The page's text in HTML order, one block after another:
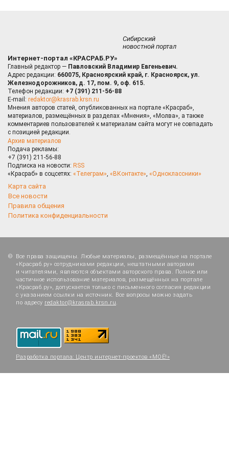
Сибирский
новостной портал
Интернет-портал «КРАСРАБ.РУ»
Главный редактор — Павловский Владимир Евгеньевич.
Адрес редакции: 660075, Красноярский край, г. Красноярск, ул.
Железнодорожников, д. 17, пом. 9, оф. 615.
Телефон редакции: +7 (391) 211-56-88
E-mail: redaktor@krasrab.krsn.ru
Мнения авторов статей, опубликованных на портале «Красраб»,
материалов, размещённых в разделах «Мнения», «Молва», а также
комментариев пользователей к материалам сайта могут не совпадать
с позицией редакции.
Архив материалов
Подача рекламы:
+7 (391) 211-56-88
Подписка на новости: RSS
«Красраб» в соцсетях: «Телеграм», «ВКонтакте», «Одноклассники»
Карта сайта
Все новости
Правила общения
Политика конфиденциальности
Все права защищены. Любые материалы, размещённые на портале
«Красраб.ру» сотрудниками редакции, нештатными авторами
и читателями, являются объектами авторского права. Полное или
частичное использование материалов, размещённых на портале
«Красраб.ру», допускается только с письменного согласия редакции
с указанием ссылки на источник. Все вопросы можно задать
по адресу redaktor@krasrab.krsn.ru.
Разработка портала: Центр интернет-проектов «МОЁ!»